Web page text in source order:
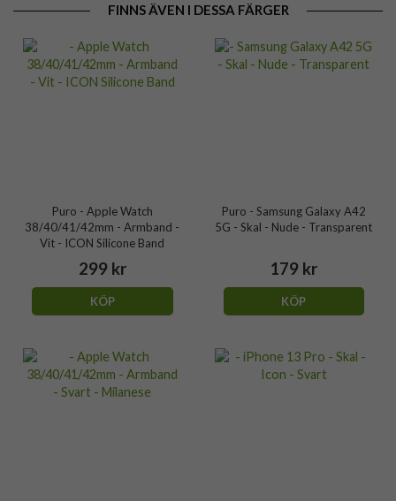
FINNS ÄVEN I DESSA FÄRGER
Puro - Apple Watch
38/40/41/42mm - Armband -
Vit - ICON Silicone Band
299 kr
KÖP
Puro - Samsung Galaxy A42
5G - Skal - Nude - Transparent
179 kr
KÖP